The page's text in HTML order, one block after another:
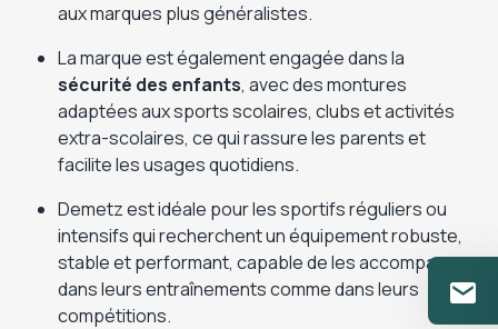
aux marques plus généralistes.
La marque est également engagée dans la
sécurité des enfants, avec des montures
adaptées aux sports scolaires, clubs et activités
extra-scolaires, ce qui rassure les parents et
facilite les usages quotidiens.
Demetz est idéale pour les sportifs réguliers ou
intensifs qui recherchent un équipement robuste,
stable et performant, capable de les accompagner
dans leurs entraînements comme dans leurs
compétitions.